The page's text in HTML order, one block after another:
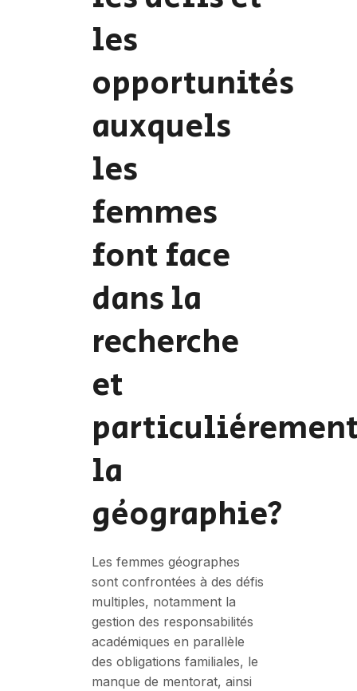
les
opportunités
auxquels
les
femmes
font face
dans la
recherche
et
la
géographie?
Les femmes géographes
sont confrontées à des défis
multiples, notamment la
gestion des responsabilités
académiques en parallèle
des obligations familiales, le
manque de mentorat, ainsi